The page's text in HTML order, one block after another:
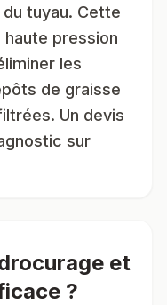
tuyau. Cette
pression
les
de graisse
Un devis
sur
et
?